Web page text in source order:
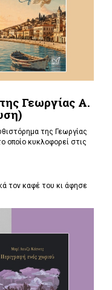
Γεωργίας Α.
της Γεωργίας
οποίο κυκλοφορεί στις
τον καφέ του κι άφησε